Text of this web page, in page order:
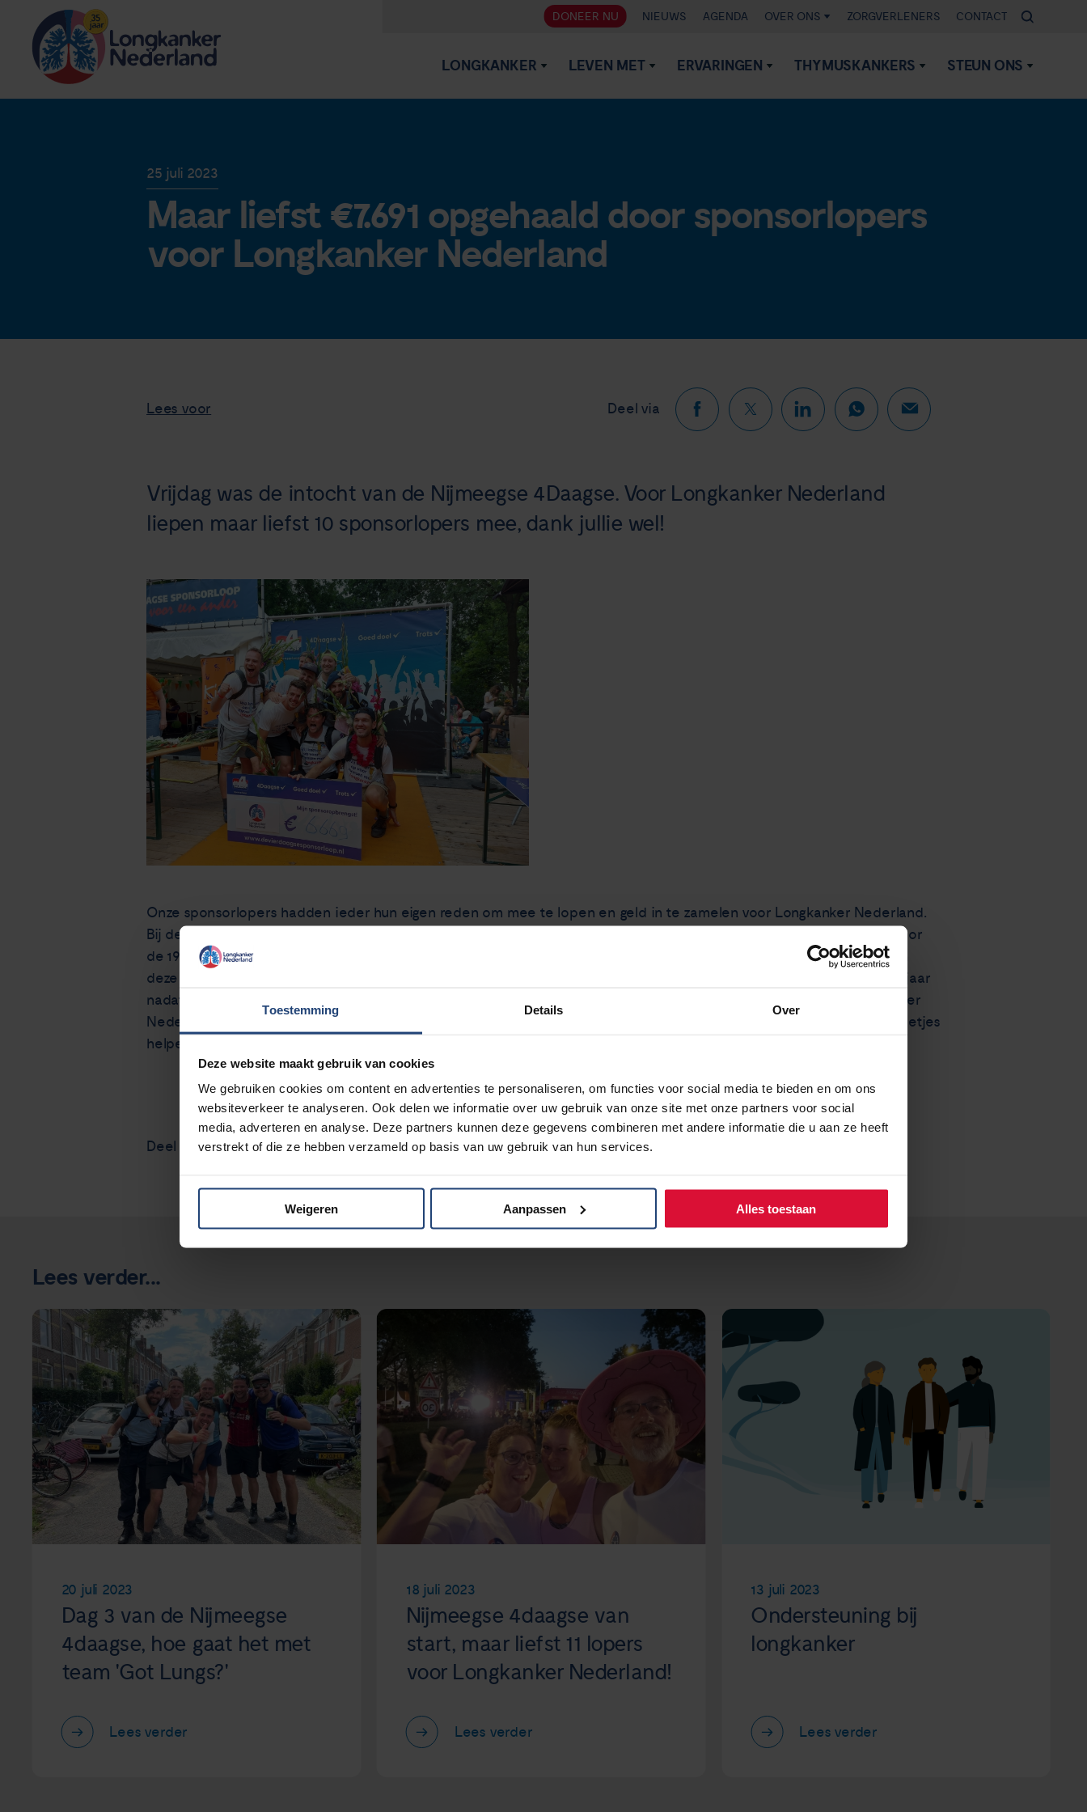
Toestemming Details Over
Deze website maakt gebruik van cookies
We gebruiken cookies om content en advertenties te personaliseren, om functies voor social media te bieden en om ons
websiteverkeer te analyseren. Ook delen we informatie over uw gebruik van onze site met onze partners voor social
media, adverteren en analyse. Deze partners kunnen deze gegevens combineren met andere informatie die u aan ze heeft
verstrekt of die ze hebben verzameld op basis van uw gebruik van hun services.
Weigeren Aanpassen Alles toestaan
DONEER NU NIEUWS AGENDA OVER ONS ZORGVERLENERS CONTACT
LONGKANKER LEVEN MET ERVARINGEN THYMUSKANKERS STEUN ONS
25 juli 2023
Maar liefst €7.691 opgehaald door sponsorlopers
voor Longkanker Nederland
Lees voor Deel via
Vrijdag was de intocht van de Nijmeegse 4Daagse. Voor Longkanker Nederland
liepen maar liefst 10 sponsorlopers mee, dank jullie wel!
Onze sponsorlopers hadden ieder hun eigen reden om mee te lopen en geld in te zamelen voor Longkanker Nederland.
Bij de vrouw van één van onze lopers werd nog geen vier weken geleden de diagnose longkanker gesteld. Hij liep al voor
de 19e keer, maar nu was opeens alles anders. Een ander liep om zijn oom te eren die drie jaar geleden overleed aan
deze ziekte. De jongens van de foto liepen omdat de vader van twee van hen afgelopen mei overleed, nog geen half jaar
nadat de diagnose longkanker werd gesteld. Wij zijn dankbaar dat zij allemaal geld hebben ingezameld voor Longkanker
Nederland, of dit nou ging om een klein of een groot bedrag. Wij hopen volgend jaar op nog meer steun, want alle beetjes
helpen om ons samen in te kunnen zetten voor mensen met longkanker.
Deel via
Lees verder...
20 juli 2023
Dag 3 van de Nijmeegse
4daagse, hoe gaat het met
team 'Got Lungs?'
Lees verder
18 juli 2023
Nijmeegse 4daagse van
start, maar liefst 11 lopers
voor Longkanker Nederland!
Lees verder
13 juli 2023
Ondersteuning bij
longkanker
Lees verder